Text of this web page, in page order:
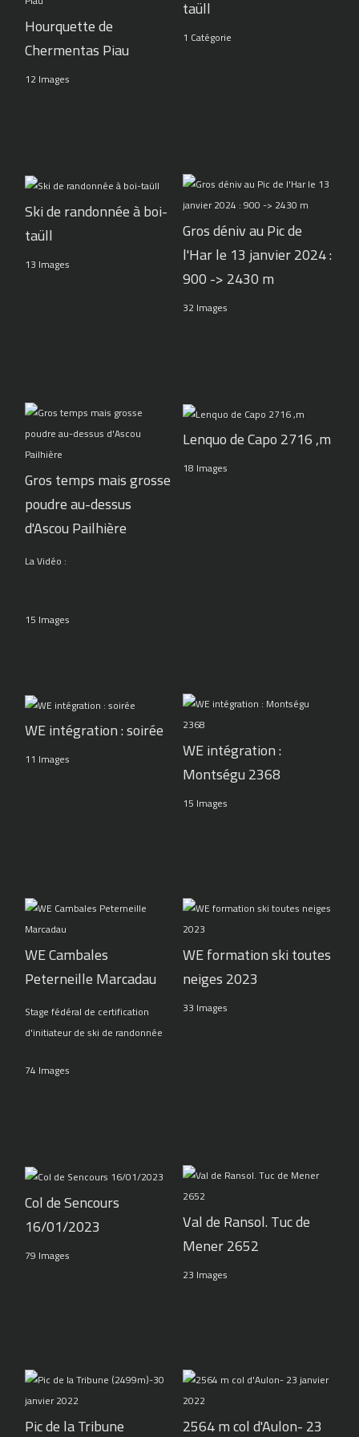
Hourquette de
Chermentas Piau
12 Images
taüll
1 Catégorie
Ski de randonnée à boi-
taüll
13 Images
Gros déniv au Pic de
l'Har le 13 janvier 2024 :
900 -> 2430 m
32 Images
Gros temps mais grosse
poudre au-dessus
d'Ascou Pailhière
La Vidéo :
15 Images
Lenquo de Capo 2716 ,m
18 Images
WE intégration : soirée
11 Images
WE intégration :
Montségu 2368
15 Images
WE Cambales
Peterneille Marcadau
Stage fédéral de certification
d'initiateur de ski de randonnée
74 Images
WE formation ski toutes
neiges 2023
33 Images
Col de Sencours
16/01/2023
79 Images
Val de Ransol. Tuc de
Mener 2652
23 Images
Pic de la Tribune 2564 m col d'Aulon- 23